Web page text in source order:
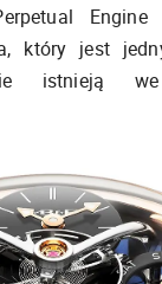
Engine
który jest
istnieją we